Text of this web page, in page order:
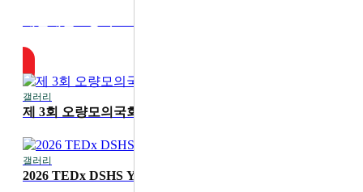
갤러리
제 3회 오량모의국회
갤러리
2026 TEDx DSHS Youth '디딤'